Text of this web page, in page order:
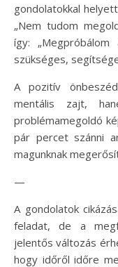
gondolatokkal
„Nem tudom
így:
szükséges,
A pozitív
mentális zajt,
problémamegoldó
pár percet szánni
magunknak
—
A gondolatok
feladat, de a
jelentős változás
hogy időről időre